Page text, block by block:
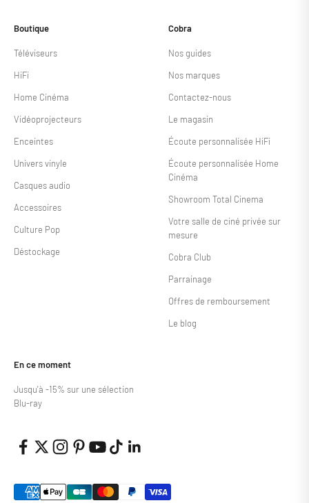
Boutique
Téléviseurs
HiFi
Home Cinéma
Vidéoprojecteurs
Enceintes
Univers vinyle
Casques audio
Accessoires
Culture Pop
Déstockage
Cobra
Nos guides
Nos marques
Contactez-nous
Le magasin
Écoute personnalisée HiFi
Écoute personnalisée Home
Cinéma
Showroom Total Cinema
Votre salle de ciné privée sur
mesure
Cobra Club
Parrainage
Offres de remboursement
Le blog
En ce moment
Jusqu'à -15% sur une sélection
Blu-ray